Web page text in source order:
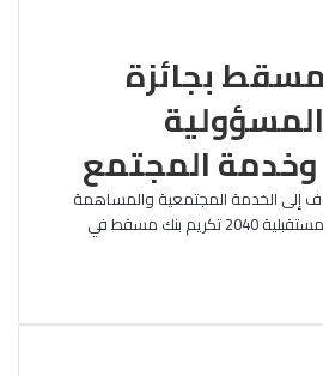
بجائزة
وخدمة المجتمع
إلى الخدمة المجتمعية والمساهمة
التنموية في إطار الرؤية المستقبلية 2040 تكريم بنك مسقط في